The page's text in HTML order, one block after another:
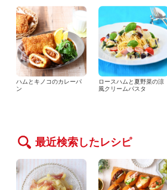
ハムとキノコのカレーパ
ン
ロースハムと夏野菜の涼
風クリームパスタ
最近検索したレシピ